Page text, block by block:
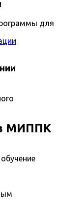
для
МИППК